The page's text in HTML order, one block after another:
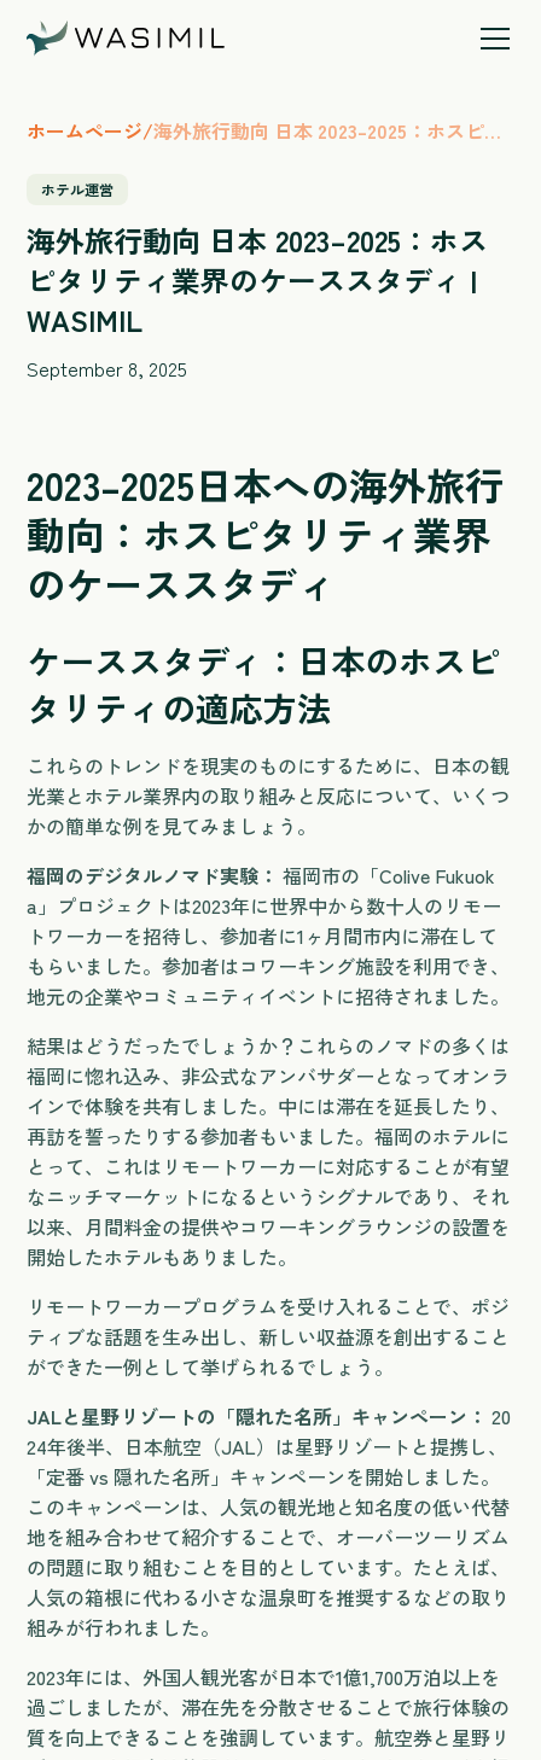
ホームページ/海外旅行動向 日本 2023–2025：ホスピタ
リティ業界のケーススタディ | WASIMIL
ホテル運営
海外旅行動向 日本 2023–2025：ホス
ピタリティ業界のケーススタディ |
WASIMIL
September 8, 2025
2023–2025日本への海外旅行
動向：ホスピタリティ業界
のケーススタディ
ケーススタディ：日本のホスピ
タリティの適応方法
これらのトレンドを現実のものにするために、日本の観
光業とホテル業界内の取り組みと反応について、いくつ
かの簡単な例を見てみましょう。
福岡のデジタルノマド実験： 福岡市の「Colive Fukuok
a」プロジェクトは2023年に世界中から数十人のリモー
トワーカーを招待し、参加者に1ヶ月間市内に滞在して
もらいました。参加者はコワーキング施設を利用でき、
地元の企業やコミュニティイベントに招待されました。
結果はどうだったでしょうか？これらのノマドの多くは
福岡に惚れ込み、非公式なアンバサダーとなってオンラ
インで体験を共有しました。中には滞在を延長したり、
再訪を誓ったりする参加者もいました。福岡のホテルに
とって、これはリモートワーカーに対応することが有望
なニッチマーケットになるというシグナルであり、それ
以来、月間料金の提供やコワーキングラウンジの設置を
開始したホテルもありました。
リモートワーカープログラムを受け入れることで、ポジ
ティブな話題を生み出し、新しい収益源を創出すること
ができた一例として挙げられるでしょう。
JALと星野リゾートの「隠れた名所」キャンペーン： 20
24年後半、日本航空（JAL）は星野リゾートと提携し、
「定番 vs 隠れた名所」キャンペーンを開始しました。
このキャンペーンは、人気の観光地と知名度の低い代替
地を組み合わせて紹介することで、オーバーツーリズム
の問題に取り組むことを目的としています。たとえば、
人気の箱根に代わる小さな温泉町を推奨するなどの取り
組みが行われました。
2023年には、外国人観光客が日本で1億1,700万泊以上を
過ごしましたが、滞在先を分散させることで旅行体験の
質を向上できることを強調しています。航空券と星野リ